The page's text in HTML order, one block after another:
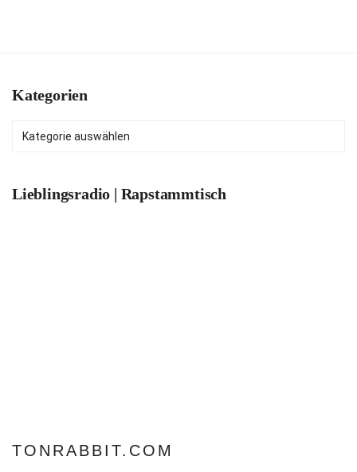
Kategorien
Kategorien
Lieblingsradio | Rapstammtisch
TONRABBIT.COM